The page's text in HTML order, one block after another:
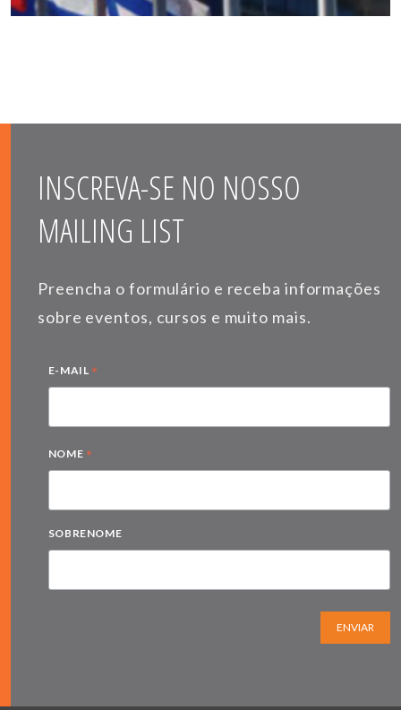
INSCREVA-SE NO NOSSO
MAILING LIST
Preencha o formulário e receba informações
sobre eventos, cursos e muito mais.
E-MAIL *
NOME *
SOBRENOME
ENVIAR